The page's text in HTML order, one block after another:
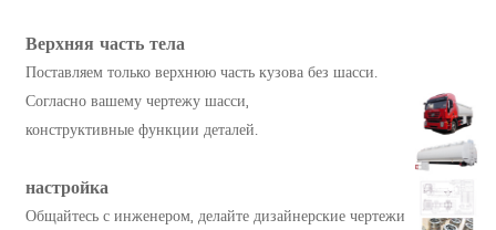
Верхняя часть тела
Поставляем только верхнюю часть кузова без шасси.
Согласно вашему чертежу шасси,
конструктивные функции деталей.
настройка
Общайтесь с инженером, делайте дизайнерские чертежи